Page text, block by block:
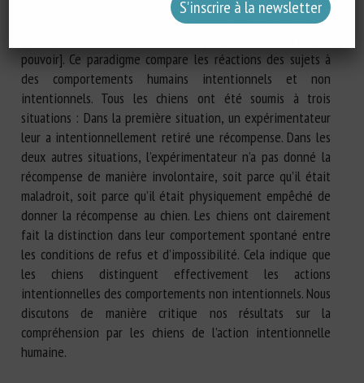
distinguer ces catégories d’actions en adaptant le
pouvoir]. Ce paradigme compare les réactions des sujets à
des comportements humains intentionnels et non
intentionnels. Tous les chiens ont été soumis à trois
situations : Dans la première situation, un expérimentateur
leur a intentionnellement retiré une récompense. Dans les
deux autres situations, l’expérimentateur n’a pas donné la
récompense de manière involontaire, soit parce qu’il était
maladroit, soit parce qu’il était physiquement empêché de
donner la récompense au chien. Les chiens ont clairement
fait la distinction dans leur comportement spontané entre
les conditions de refus et d’impossibilité. Cela indique que
les chiens distinguent effectivement les actions
intentionnelles des comportements non intentionnels. Nous
discutons de manière critique nos résultats sur la
compréhension par les chiens de l’action intentionnelle
humaine.